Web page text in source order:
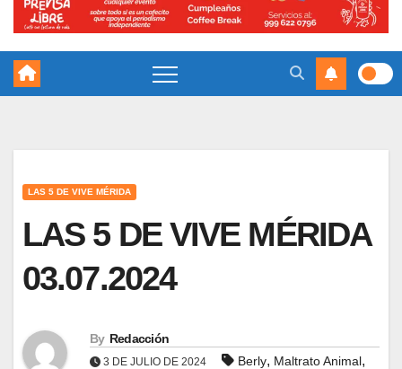
LAS 5 DE VIVE MÉRIDA
LAS 5 DE VIVE MÉRIDA
03.07.2024
By Redacción
3 DE JULIO DE 2024 Berly, Maltrato Animal,